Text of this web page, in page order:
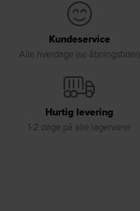
Kundeservice
Alle hverdage (se åbningstider)
Hurtig levering
1-2 dage på alle lagervarer